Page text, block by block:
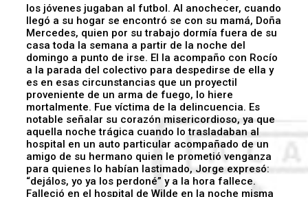
los jóvenes jugaban al futbol. Al anochecer, cuando
llegó a su hogar se encontró se con su mamá, Doña
Mercedes, quien por su trabajo dormía fuera de su
casa toda la semana a partir de la noche del
domingo a punto de irse. El la acompaño con Rocío
a la parada del colectivo para despedirse de ella y
es en esas circunstancias que un proyectil
proveniente de un arma de fuego, lo hiere
mortalmente. Fue víctima de la delincuencia. Es
notable señalar su corazón misericordioso, ya que
aquella noche trágica cuando lo trasladaban al
hospital en un auto particular acompañado de un
amigo de su hermano quien le prometió venganza
para quienes lo habían lastimado, Jorge expresó:
“dejálos, yo ya los perdoné” y a la hora fallece.
Falleció en el hospital de Wilde en la noche misma